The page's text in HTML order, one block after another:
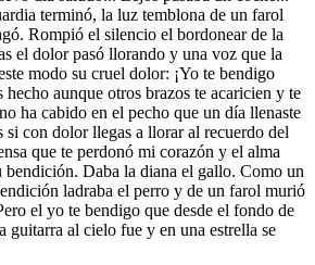
terminó, la luz temblona de un farol
Rompió el silencio el bordonear de la
el dolor pasó llorando y una voz que la
modo su cruel dolor: ¡Yo te bendigo
hecho aunque otros brazos te acaricien y te
ha cabido en el pecho que un día llenaste
con dolor llegas a llorar al recuerdo del
que te perdonó mi corazón y el alma
bendición. Daba la diana el gallo. Como un
ladraba el perro y de un farol murió
el yo te bendigo que desde el fondo de
guitarra al cielo fue y en una estrella se